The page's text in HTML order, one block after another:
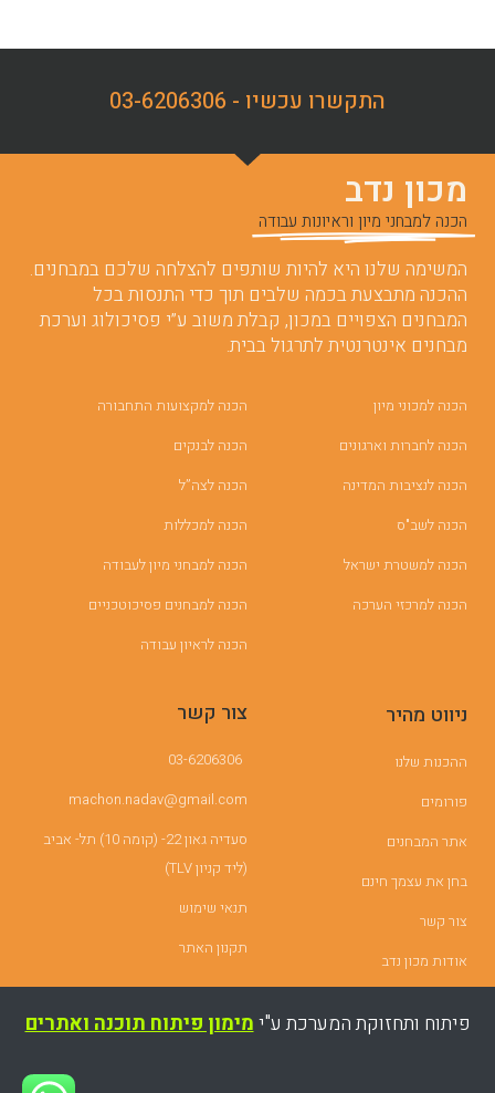
התקשרו עכשיו - 03-6206306
מכון נדב
הכנה למבחני מיון וראיונות עבודה
המשימה שלנו היא להיות שותפים להצלחה שלכם במבחנים.
ההכנה מתבצעת בכמה שלבים תוך כדי התנסות בכל
המבחנים הצפויים במכון, קבלת משוב ע”י פסיכולוג וערכת
מבחנים אינטרנטית לתרגול בבית.
הכנה למכוני מיון
הכנה לחברות וארגונים
הכנה לנציבות המדינה
הכנה לשב"ס
הכנה למשטרת ישראל
הכנה למרכזי הערכה
הכנה למקצועות התחבורה
הכנה לבנקים
הכנה לצה”ל
הכנה למכללות
הכנה למבחני מיון לעבודה
הכנה למבחנים פסיכוטכניים
הכנה לראיון עבודה
ניווט מהיר
ההכנות שלנו
פורומים
אתר המבחנים
בחן את עצמך חינם
צור קשר
אודות מכון נדב
צור קשר
03-6206306
machon.nadav@gmail.com
סעדיה גאון 22- (קומה 10) תל- אביב
(ליד קניון TLV)
תנאי שימוש
תקנון האתר
פיתוח ותחזוקת המערכת ע"ימימון פיתוח תוכנה ואתרים